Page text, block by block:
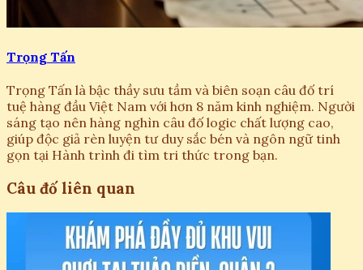
Trọng Tấn
Trọng Tấn là bậc thầy sưu tầm và biên soạn câu đố trí
tuệ hàng đầu Việt Nam với hơn 8 năm kinh nghiệm. Người
sáng tạo nên hàng nghìn câu đố logic chất lượng cao,
giúp độc giả rèn luyện tư duy sắc bén và ngôn ngữ tinh
gọn tại Hành trình đi tìm tri thức trong bạn.
Câu đố liên quan